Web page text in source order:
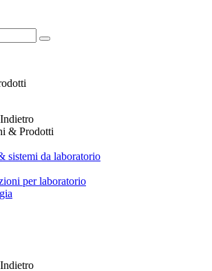
Indietro
& Prodotti
sistemi da laboratorio
per laboratorio
Indietro